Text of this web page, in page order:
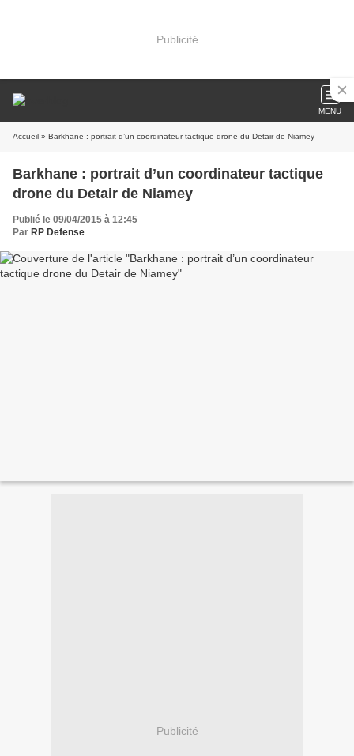
Publicité
MENU
Accueil » Barkhane : portrait d’un coordinateur tactique drone du Detair de Niamey
Barkhane : portrait d’un coordinateur tactique
drone du Detair de Niamey
Publié le 09/04/2015 à 12:45
Par RP Defense
Publicité